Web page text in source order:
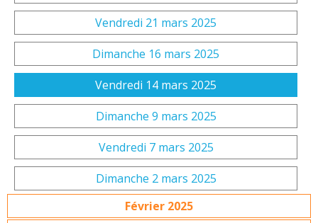
Vendredi 21 mars 2025
Dimanche 16 mars 2025
Vendredi 14 mars 2025
Dimanche 9 mars 2025
Vendredi 7 mars 2025
Dimanche 2 mars 2025
Février 2025